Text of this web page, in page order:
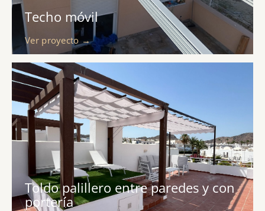
Techo móvil
Ver proyecto →
Toldo palillero entre paredes y con
portería